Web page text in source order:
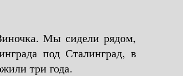
Мы сидели рядом,
под Сталинград, в
три года.